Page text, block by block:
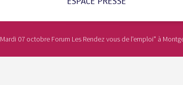
Mardi 07 octobre Forum Les Rendez vous de l'emploi" à